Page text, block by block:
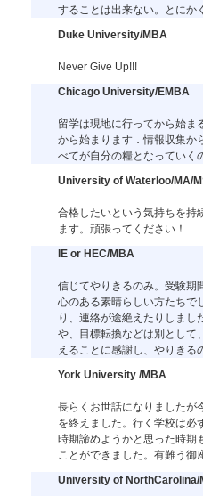
することは出来ない。とにか
Duke University/MBA
Never Give Up!!!
Chicago University/EMBA
留学は現地に行ってから始ま
から始まります．情報収集か
べてが自分の糧となっていく
University of Waterloo/MA/
合格したいという気持ちを持
ます。頑張ってください！
IE or HEC/MBA
信じてやりきるのみ。受験期
心のある素晴らしい方たちで
り、連絡が途絶えたりしまし
や、目標転換などは別として
えることに感謝し、やりきる
York University /MBA
長らくお世話になりましたが
を終えました。行く学校は必
時期諦めようかと思った時期
ことができました。有難う御
University of NorthCarolina/